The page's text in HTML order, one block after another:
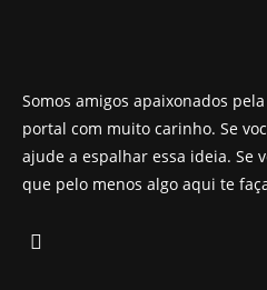
Somos amigos apaixonados
portal com muito carinho. Se
ajude a espalhar essa ideia. Se
que pelo menos algo aqui te